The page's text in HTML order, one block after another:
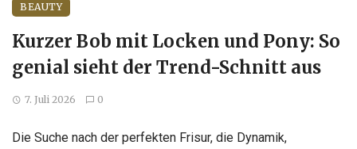
BEAUTY
Kurzer Bob mit Locken und Pony: So
genial sieht der Trend-Schnitt aus
7. Juli 2026 0
Die Suche nach der perfekten Frisur, die Dynamik,